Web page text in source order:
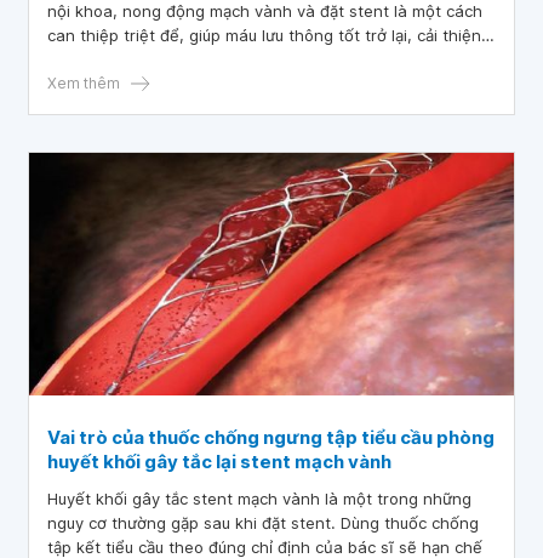
nội khoa, nong động mạch vành và đặt stent là một cách
can thiệp triệt để, giúp máu lưu thông tốt trở lại, cải thiện
Xem thêm
Vai trò của thuốc chống ngưng tập tiểu cầu phòng
huyết khối gây tắc lại stent mạch vành
Huyết khối gây tắc stent mạch vành là một trong những
nguy cơ thường gặp sau khi đặt stent. Dùng thuốc chống
tập kết tiểu cầu theo đúng chỉ định của bác sĩ sẽ hạn chế